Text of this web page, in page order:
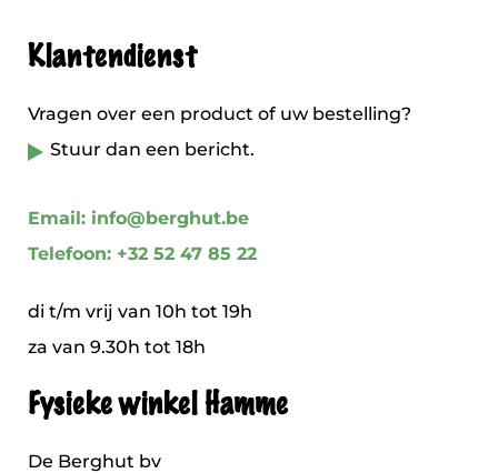
Klantendienst
Vragen over een product of uw bestelling?
Stuur dan een bericht.
Email: info@berghut.be
Telefoon: +32 52 47 85 22
di t/m vrij van 10h tot 19h
za van 9.30h tot 18h
Fysieke winkel Hamme
De Berghut bv